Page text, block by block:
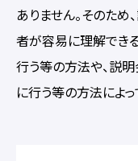
ありません。そのた
者が容易に理解でき
行う等の方法や、説
に行う等の方法によっ